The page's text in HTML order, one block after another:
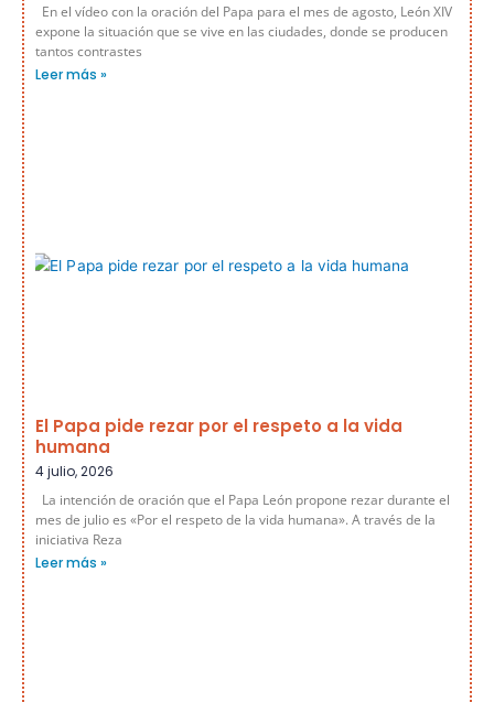
En el vídeo con la oración del Papa para el mes de agosto, León XIV
expone la situación que se vive en las ciudades, donde se producen
tantos contrastes
Leer más »
El Papa pide rezar por el respeto a la vida
humana
4 julio, 2026
La intención de oración que el Papa León propone rezar durante el
mes de julio es «Por el respeto de la vida humana». A través de la
iniciativa Reza
Leer más »